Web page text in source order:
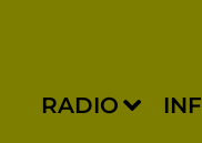
RADIO